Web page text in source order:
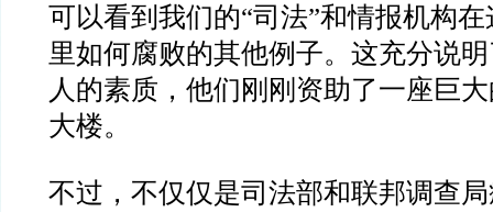
可以看到我们的“司法”和情报机构
里如何腐败的其他例子。这充分说
人的素质，他们刚刚资助了一座巨
大楼。
不过，不仅仅是司法部和联邦调查